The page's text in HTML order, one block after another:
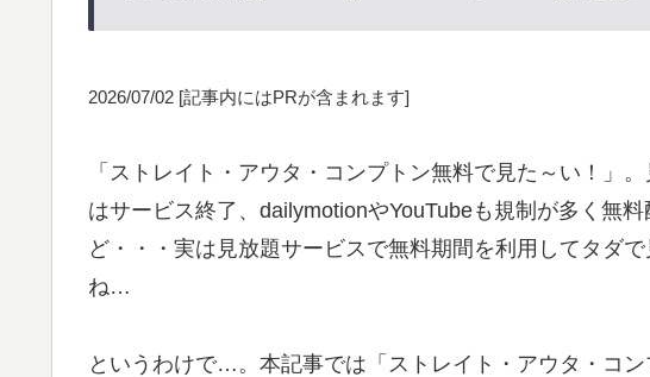
2026/07/02 [記事内にはPRが含まれます]
「ストレイト・アウタ・コンプトン無料で見た～い！」
はサービス終了、dailymotionやYouTubeも規制が多く無
ど・・・実は見放題サービスで無料期間を利用してタダ
ね…
というわけで…。本記事では「ストレイト・アウタ・コ